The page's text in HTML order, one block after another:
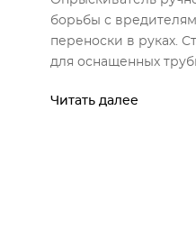
борьбы с
переноски в руках.
для оснащенных
Читать далее